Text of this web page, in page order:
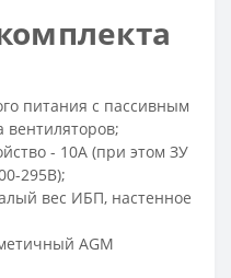
питания с пассивным
- 10А (при этом ЗУ
295В);
вес ИБП, настенное
AGM